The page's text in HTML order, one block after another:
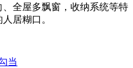
全屋多飘窗，收纳系统等特
居糊口。
当